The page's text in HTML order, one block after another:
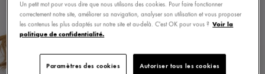
Un petit mot pour vous dire que nous utilisons des cookies. Pour faire fonctionner
correctement notre site, améliorer sa navigation, analyser son utilisation et vous proposer
les contenus les plus adaptés sur notre site et au-delà. C'est OK pour vous ? Voir la
politique de confidentialité.
Autoriser tous les cookies
Paramètres des cookies